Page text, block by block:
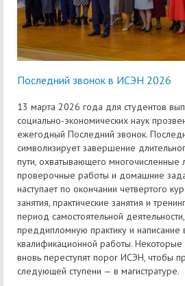
Последний звонок в ИСЭН 2026
13 марта 2026 года для студентов
социально-экономических наук
ежегодный Последний звонок.
символизирует завершение
пути, охватывающего многочисленные
проверочные работы и домашние
наступает по окончании четвертого
занятия, практические занятия и
период самостоятельной
преддипломную практику и написание
квалификационной работы.
вновь переступят порог ИСЭН, чтобы
следующей ступени — в магистратуре.